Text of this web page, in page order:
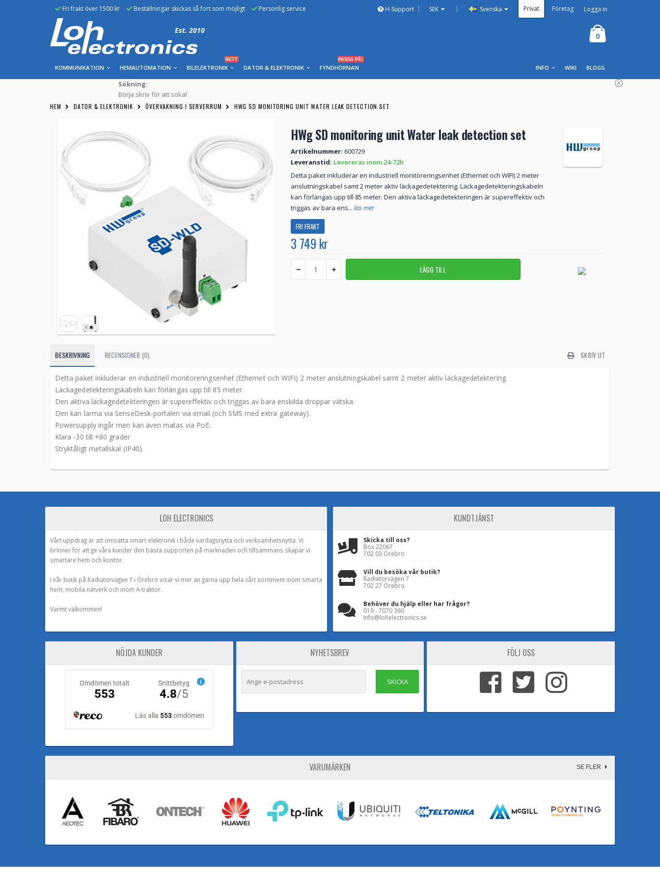
Fri frakt över 1500 kr Beställningar skickas så fort som möjligt Personlig service H-Support SEK | Svenska Privat Företag Logga in
Est. 2010
0
KOMMUNIKATION HEMAUTOMATION BILELEKTRONIK
HETT
DATOR & ELEKTRONIK FYNDHÖRNAN
PASSA PÅ!
BLOGG
WIKI
INFO
Sökning:
Börja skriv för att söka!
HEM DATOR & ELEKTRONIK ÖVERVAKNING I SERVERRUM HWG SD MONITORING UNIT WATER LEAK DETECTION SET
HWg SD monitoring unit Water leak detection set
Artikelnummer: 600729
Leveranstid: Levereras inom 24-72h
Detta paket inkluderar en industriell monitoreringsenhet (Ethernet och WIFI) 2 meter
anslutningskabel samt 2 meter aktiv läckagedetektering. Läckagedetekteringskabeln
kan förlängas upp till 85 meter. Den aktiva läckagedetekteringen är supereffektiv och
triggas av bara ens... läs mer
FRI FRAKT
3 749 kr
BESKRIVNING RECENSIONER (0) SKRIV UT
Detta paket inkluderar en industriell monitoreringsenhet (Ethernet och WIFI) 2 meter anslutningskabel samt 2 meter aktiv läckagedetektering.
Läckagedetekteringskabeln kan förlängas upp till 85 meter.
Den aktiva läckagedetekteringen är supereffektiv och triggas av bara enskilda droppar vätska.
Den kan larma via SenseDesk-portalen via email (och SMS med extra gateway).
Powersupply ingår men kan även matas via PoE.
Klara -30 till +80 grader
Stryktåligt metallskal (IP40).
LOH ELECTRONICS
Vårt uppdrag är att omsätta smart elektronik i både vardagsnytta och verksamhetsnytta. Vi
brinner för att ge våra kunder den bästa supporten på marknaden och tillsammans skapar vi
smartare hem och kontor.
I vår butik på Radiatorvägen 7 i Örebro visar vi mer än gärna upp hela vårt sortiment inom smarta
hem, mobila nätverk och inom A-traktor.
Varmt välkommen!
KUNDTJÄNST
Skicka till oss?
Box 22067
702 03 Örebro
Vill du besöka vår butik?
Radiatorvägen 7
702 27 Örebro
Behöver du hjälp eller har frågor?
019 - 7070 360
Info@lohelectronics.se
NÖJDA KUNDER NYHETSBREV
SKICKA
FÖLJ OSS
VARUMÄRKEN SE FLER